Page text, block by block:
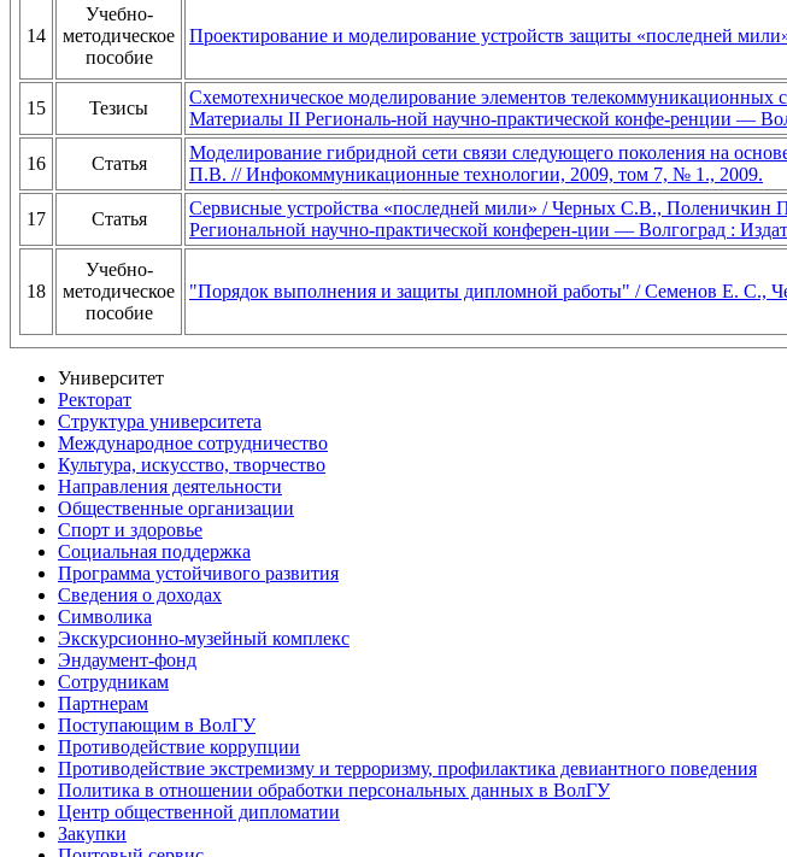
14
Учебно-
методическое
пособие
Проектирование и моделирование устройств защиты «последней
15 Тезисы
Схемотехническое моделирование элементов
Материалы II Региональ-ной научно-практической конфе-ренции —
16 Статья
Моделирование гибридной сети связи следующего поколения на
П.В. // Инфокоммуникационные технологии, 2009, том 7, № 1., 2009.
17 Статья
Сервисные устройства «последней мили» / Черных С.В.,
Региональной научно-практической конферен-ции — Волгоград :
18
Учебно-
методическое
пособие
"Порядок выполнения и защиты дипломной работы" / Семенов Е. С.,
Университет
Ректорат
Структура университета
Международное сотрудничество
Культура, искусство, творчество
Направления деятельности
Общественные организации
Спорт и здоровье
Социальная поддержка
Программа устойчивого развития
Сведения о доходах
Символика
Экскурсионно-музейный комплекс
Эндаумент-фонд
Сотрудникам
Партнерам
Поступающим в ВолГУ
Противодействие коррупции
Противодействие экстремизму и терроризму, профилактика девиантного поведения
Политика в отношении обработки персональных данных в ВолГУ
Центр общественной дипломатии
Закупки